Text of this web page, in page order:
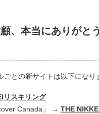
、 本当にありがと
ごとの新サイトは以下になり
リスキリング
Canada」
THE